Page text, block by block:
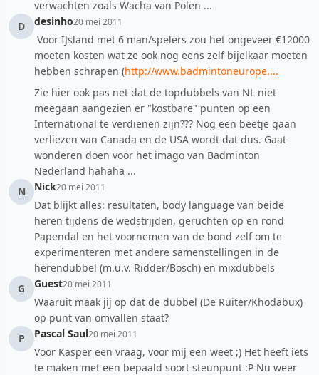
verwachten zoals Wacha van Polen ...
D
desinho20 mei 2011
Voor IJsland met 6 man/spelers zou het ongeveer €12000
moeten kosten wat ze ook nog eens zelf bijelkaar moeten
hebben schrapen (http://www.badmintoneurope....
Zie hier ook pas net dat de topdubbels van NL niet
meegaan aangezien er "kostbare" punten op een
International te verdienen zijn??? Nog een beetje gaan
verliezen van Canada en de USA wordt dat dus. Gaat
wonderen doen voor het imago van Badminton
Nederland hahaha ...
N
Nick20 mei 2011
Dat blijkt alles: resultaten, body language van beide
heren tijdens de wedstrijden, geruchten op en rond
Papendal en het voornemen van de bond zelf om te
experimenteren met andere samenstellingen in de
herendubbel (m.u.v. Ridder/Bosch) en mixdubbels
G
Guest20 mei 2011
Waaruit maak jij op dat de dubbel (De Ruiter/Khodabux)
op punt van omvallen staat?
P
Pascal Saul20 mei 2011
Voor Kasper een vraag, voor mij een weet ;) Het heeft iets
te maken met een bepaald soort steunpunt :P Nu weer